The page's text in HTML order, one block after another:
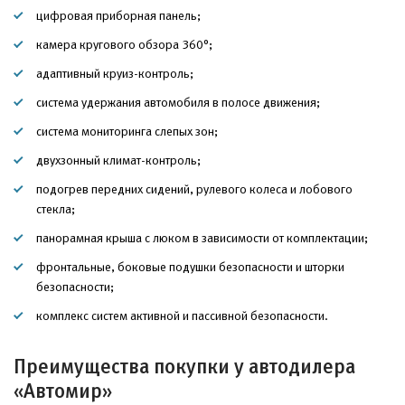
цифровая приборная панель;
камера кругового обзора 360°;
адаптивный круиз-контроль;
система удержания автомобиля в полосе движения;
система мониторинга слепых зон;
двухзонный климат-контроль;
подогрев передних сидений, рулевого колеса и лобового
стекла;
панорамная крыша с люком в зависимости от комплектации;
фронтальные, боковые подушки безопасности и шторки
безопасности;
комплекс систем активной и пассивной безопасности.
Преимущества покупки у автодилера
«Автомир»